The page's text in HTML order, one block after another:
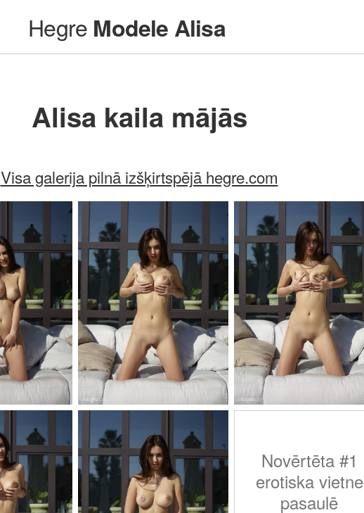
Hegre Modele Alisa
Alisa kaila mājās
Visa galerija pilnā izšķirtspējā hegre.com
Novērtēta #1
erotiska vietne
pasaulē